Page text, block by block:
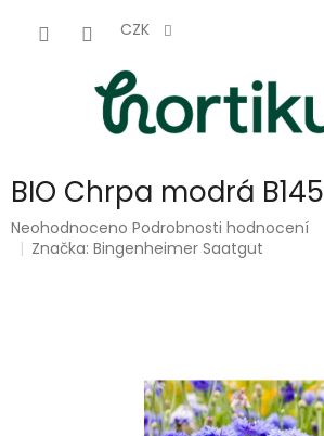
CZK
BIO Chrpa modrá B145
Průměrné
hodnocení
Neohodnoceno Podrobnosti hodnocení
Značka:Bingenheimer Saatgut